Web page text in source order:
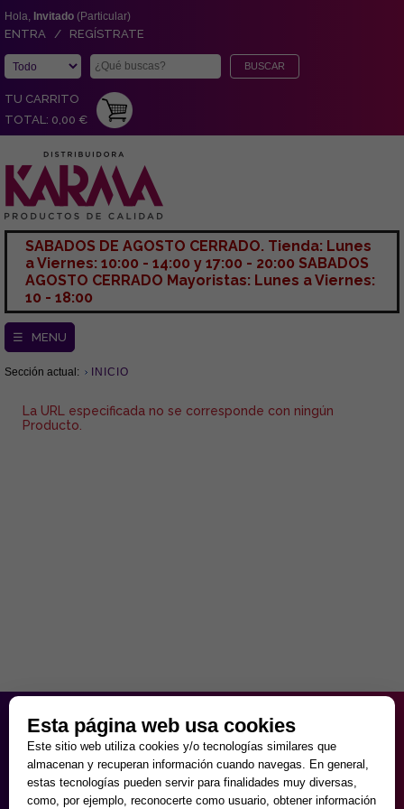
Hola, Invitado (Particular)
ENTRA / REGÍSTRATE
TU CARRITO
TOTAL: 0,00 €
SABADOS DE AGOSTO CERRADO. Tienda: Lunes
a Viernes: 10:00 - 14:00 y 17:00 - 20:00 SABADOS
AGOSTO CERRADO Mayoristas: Lunes a Viernes:
10 - 18:00
☰ MENU
Sección actual: INICIO
La URL especificada no se corresponde con ningún
Producto.
de Lunes a Viernes
9:30 - 20:00
Sábados
10:00 - 14:00 y 17:00 - 20:00
Domingos cerrado.
Esta página web usa cookies
Este sitio web utiliza cookies y/o tecnologías similares que
almacenan y recuperan información cuando navegas. En general,
estas tecnologías pueden servir para finalidades muy diversas,
como, por ejemplo, reconocerte como usuario, obtener información